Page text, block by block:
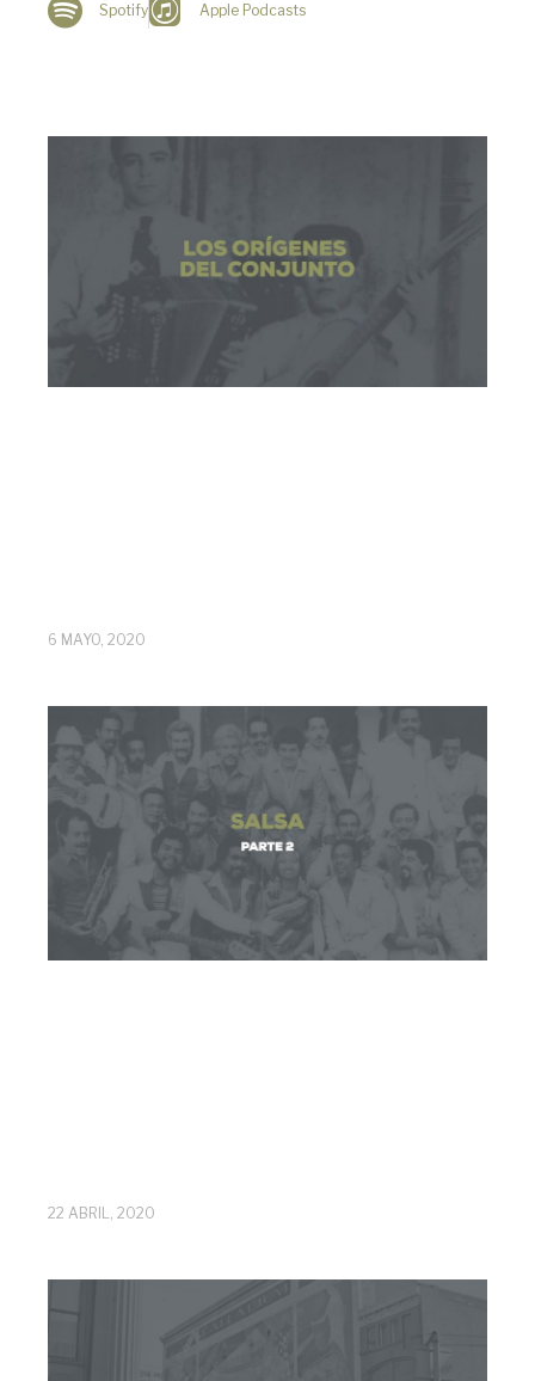
Spotify Apple Podcasts
6 MAYO, 2020
22 ABRIL, 2020